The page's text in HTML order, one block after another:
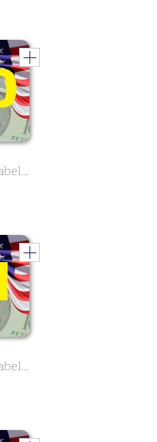
In diesem Vokabelmonster lernst du 3900 englische Vokabeln rund um das Thema Business und Geschäftsleben - Buchstabe G - Teil 20
In diesem Vokabelmonster lernst du 3900 englische Vokabeln rund um das Thema Business und Geschäftsleben - Buchstabe N,O,P - Teil 31